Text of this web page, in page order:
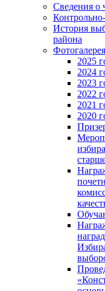
Сведения о
История
района
Фотогалерея
2025
2024
2023
2022
2021
2020